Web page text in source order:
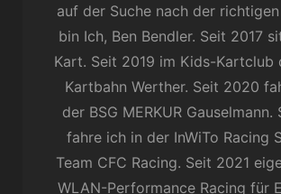
auf der Suche nach der
bin Ich, Ben Bendler. Seit 2017
Kart. Seit 2019 im Kids-Kartclub
Kartbahn Werther. Seit 2020
der BSG MERKUR Gauselmann.
fahre ich in der InWiTo Racing
Team CFC Racing. Seit 2021
WLAN-Performance Racing für